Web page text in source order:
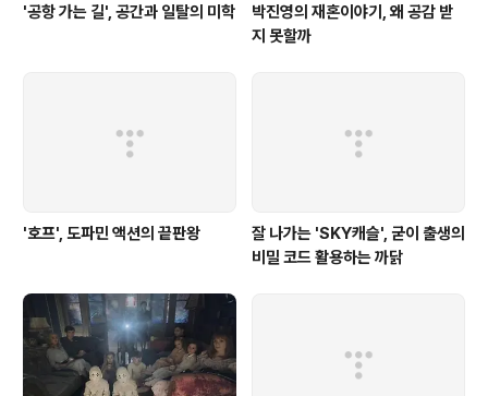
'공항 가는 길', 공간과 일탈의 미학
박진영의 재혼이야기, 왜 공감 받
지 못할까
'호프', 도파민 액션의 끝판왕
잘 나가는 'SKY캐슬', 굳이 출생의
비밀 코드 활용하는 까닭